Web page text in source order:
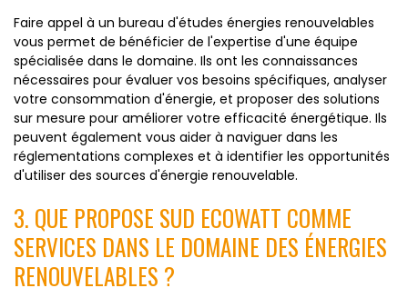
Faire appel à un bureau d'études énergies renouvelables
vous permet de bénéficier de l'expertise d'une équipe
spécialisée dans le domaine. Ils ont les connaissances
nécessaires pour évaluer vos besoins spécifiques, analyser
votre consommation d'énergie, et proposer des solutions
sur mesure pour améliorer votre efficacité énergétique. Ils
peuvent également vous aider à naviguer dans les
réglementations complexes et à identifier les opportunités
d'utiliser des sources d'énergie renouvelable.
3. QUE PROPOSE SUD ECOWATT COMME
SERVICES DANS LE DOMAINE DES ÉNERGIES
RENOUVELABLES ?